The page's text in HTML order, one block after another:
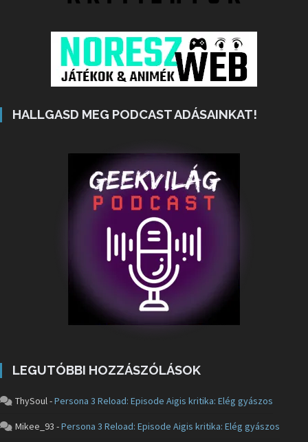
HALLGASD MEG PODCAST ADÁSAINKAT!
LEGUTÓBBI HOZZÁSZÓLÁSOK
ThySoul-Persona 3 Reload: Episode Aigis kritika: Elég gyászos
Mikee_93 -Persona 3 Reload: Episode Aigis kritika: Elég gyászos